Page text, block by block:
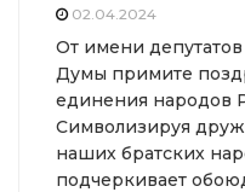
02.04.2024
От имени
Думы примите
единения народов
Символизируя
наших братских
подчеркивает